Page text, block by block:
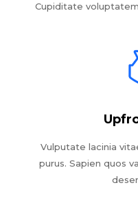
Cupiditate
Vulputate lacinia
purus. Sapien quos